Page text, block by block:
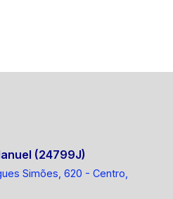
(24799J)
Simões, 620 - Centro,